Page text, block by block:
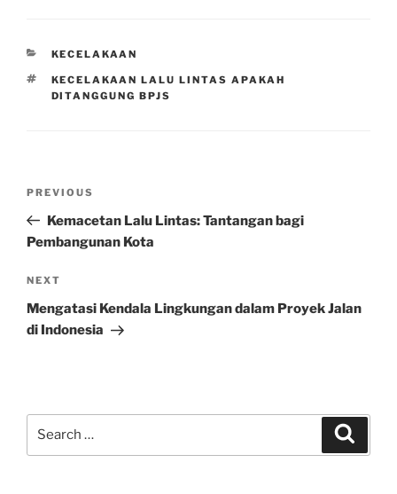
CATEGORIES
KECELAKAAN
TAGS
KECELAKAAN LALU LINTAS APAKAH
DITANGGUNG BPJS
Previous
Post
PREVIOUS
Kemacetan Lalu Lintas: Tantangan bagi
Pembangunan Kota
Next
Post
NEXT
Mengatasi Kendala Lingkungan dalam Proyek Jalan
di Indonesia